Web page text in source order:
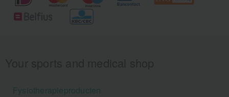
Fysiotherapieproducten